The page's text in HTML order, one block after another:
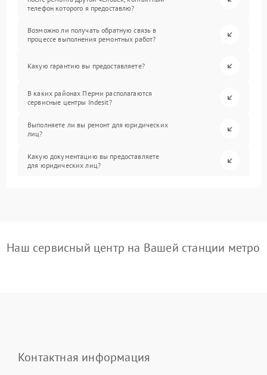
телефон которого я предоставлю?
Возможно ли получать обратную связь в
процессе выполнения ремонтных работ?
Какую гарантию вы предоставляете?
В каких районах Перми располагаются
сервисные центры Indesit?
Выполняете ли вы ремонт для юридических
лиц?
Какую документацию вы предоставляете
для юридических лиц?
Наш сервисный центр на Вашей станции метро
Контактная информация